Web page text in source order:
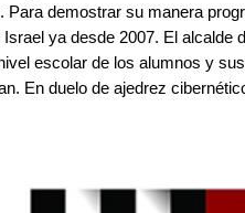
Para demostrar su manera
ya desde 2007. El
escolar de los alumnos y
En duelo de ajedrez